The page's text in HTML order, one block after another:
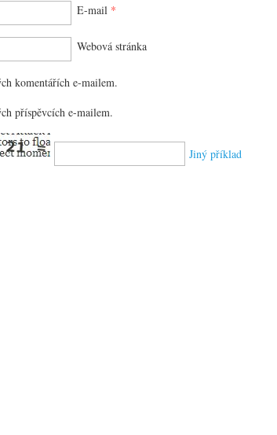
E-mail *
Webová stránka
komentářích e-mailem.
příspěvcích e-mailem.
Jiný příklad